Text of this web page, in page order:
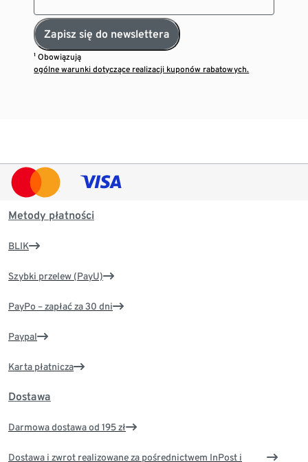
Zapisz się do newslettera
¹ Obowiązują
ogólne warunki dotyczące realizacji kuponów rabatowych.
Metody płatności
BLIK
Szybki przelew (PayU)
PayPo – zapłać za 30 dni
Paypal
Karta płatnicza
Dostawa
Darmowa dostawa od 195 zł
Dostawa i zwrot realizowane za pośrednictwem InPost i